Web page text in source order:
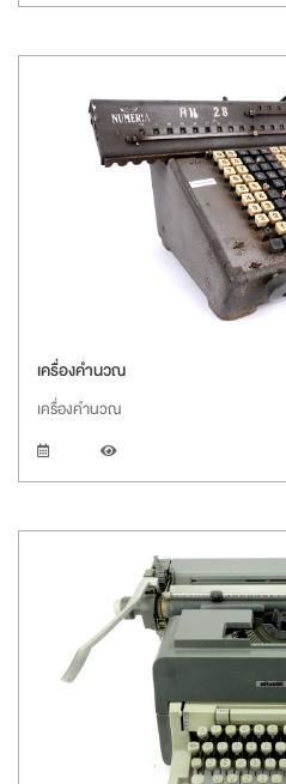
เครื่องคำนวณ
เครื่องคำนวณ